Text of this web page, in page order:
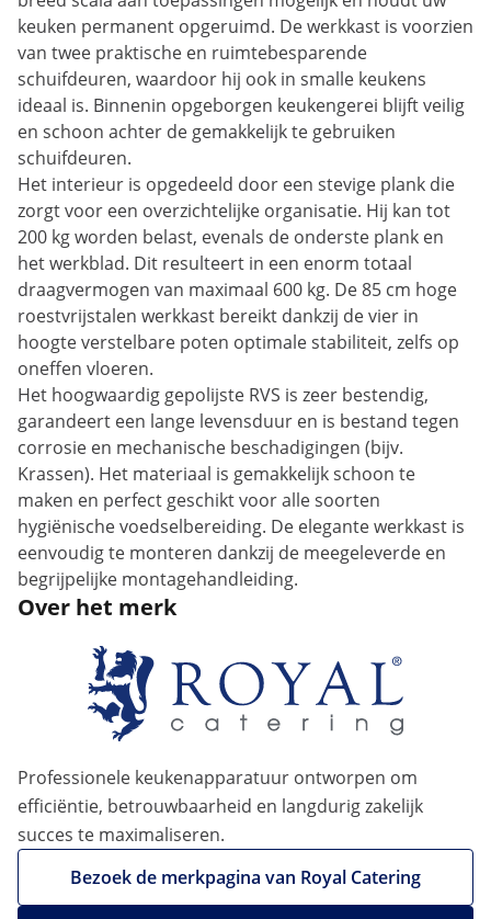
keuken permanent opgeruimd. De werkkast is voorzien
van twee praktische en ruimtebesparende
schuifdeuren, waardoor hij ook in smalle keukens
ideaal is. Binnenin opgeborgen keukengerei blijft veilig
en schoon achter de gemakkelijk te gebruiken
schuifdeuren.
Het interieur is opgedeeld door een stevige plank die
zorgt voor een overzichtelijke organisatie. Hij kan tot
200 kg worden belast, evenals de onderste plank en
het werkblad. Dit resulteert in een enorm totaal
draagvermogen van maximaal 600 kg. De 85 cm hoge
roestvrijstalen werkkast bereikt dankzij de vier in
hoogte verstelbare poten optimale stabiliteit, zelfs op
oneffen vloeren.
Het hoogwaardig gepolijste RVS is zeer bestendig,
garandeert een lange levensduur en is bestand tegen
corrosie en mechanische beschadigingen (bijv.
Krassen). Het materiaal is gemakkelijk schoon te
maken en perfect geschikt voor alle soorten
hygiënische voedselbereiding. De elegante werkkast is
eenvoudig te monteren dankzij de meegeleverde en
begrijpelijke montagehandleiding.
Over het merk
Professionele keukenapparatuur ontworpen om
efficiëntie, betrouwbaarheid en langdurig zakelijk
succes te maximaliseren.
Bezoek de merkpagina van Royal Catering